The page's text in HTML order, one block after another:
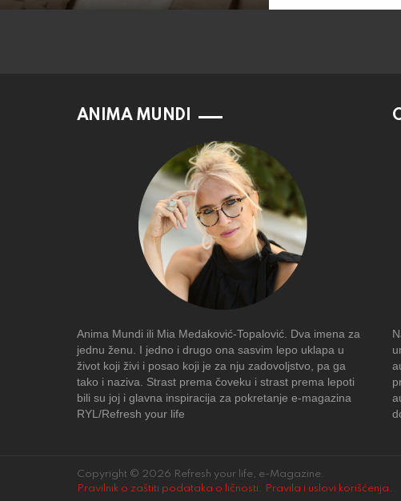
ANIMA MUNDI
Anima Mundi ili Mia Medaković-Topalović. Dva imena za
jednu ženu. I jedno i drugo ona sasvim lepo uklapa u
život koji živi i posao koji je za nju zadovoljstvo, pa ga
tako i naziva. Strast prema čoveku i strast prema lepoti
bili su joj i glavna inspiracija za pokretanje e-magazina
RYL/Refresh your life
Copyright © 2026 Refresh your life, e-Magazine.
Pravilnik o zaštiti podataka o ličnosti . Pravila i uslovi korišćenja .